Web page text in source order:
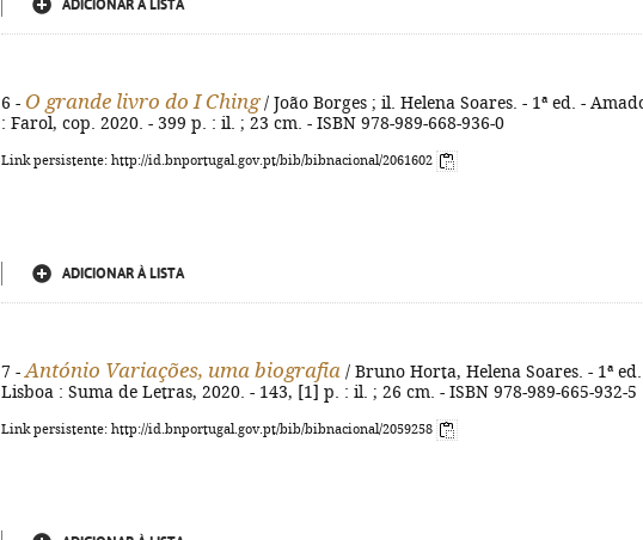
ADICIONAR À LISTA
6 - O grande livro do I Ching/ João Borges ; il. Helena Soares. - 1ª ed. -
: Farol, cop. 2020. - 399 p. : il. ; 23 cm. - ISBN 978-989-668-936-0
Link persistente: http://id.bnportugal.gov.pt/bib/bibnacional/2061602
ADICIONAR À LISTA
7 - António Variações, uma biografia / Bruno Horta, Helena Soares. - 1ª
Lisboa : Suma de Letras, 2020. - 143, [1] p. : il. ; 26 cm. - ISBN 978-989-665-932-5
Link persistente: http://id.bnportugal.gov.pt/bib/bibnacional/2059258